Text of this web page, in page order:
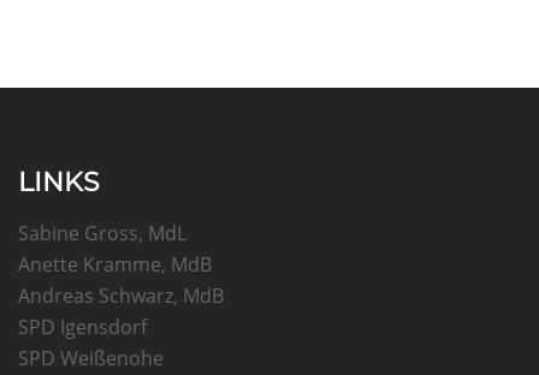
LINKS
Sabine Gross, MdL
Anette Kramme, MdB
Andreas Schwarz, MdB
SPD Igensdorf
SPD Weißenohe